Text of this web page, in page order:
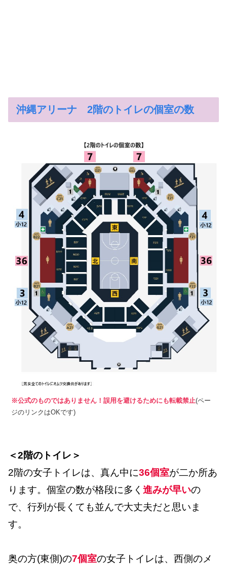
沖縄アリーナ 2階のトイレの個室の数
※公式のものではありません！誤用を避けるためにも転載禁止(ペー
ジのリンクはOKです)
＜2階のトイレ＞
2階の女子トイレは、真ん中に36個室が二か所あ
ります。個室の数が格段に多く 進みが早いの
で、行列が長くても並んで大丈夫だと思いま
す。
奥の方(東側)の7個室の女子トイレは、西側のメ